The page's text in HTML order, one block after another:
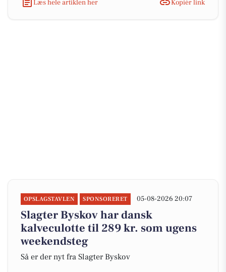
Læs hele artiklen her
Kopiér link
OPSLAGSTAVLEN SPONSORERET 05-08-2026 20:07
Slagter Byskov har dansk
kalveculotte til 289 kr. som ugens
weekendsteg
Så er der nyt fra Slagter Byskov